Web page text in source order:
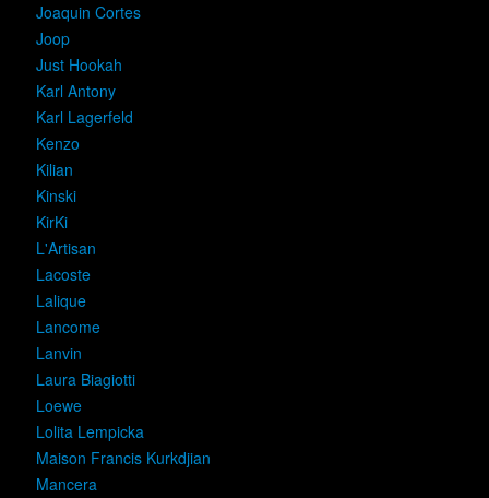
Joaquin Cortes
Joop
Just Hookah
Karl Antony
Karl Lagerfeld
Kenzo
Kilian
Kinski
KirKi
L'Artisan
Lacoste
Lalique
Lancome
Lanvin
Laura Biagiotti
Loewe
Lolita Lempicka
Maison Francis Kurkdjian
Mancera